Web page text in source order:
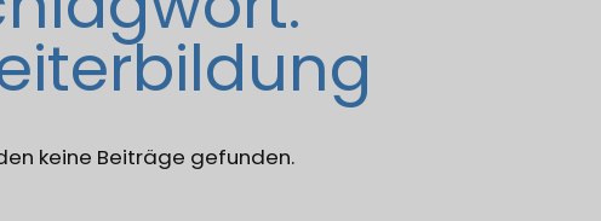
keine Beiträge gefunden.